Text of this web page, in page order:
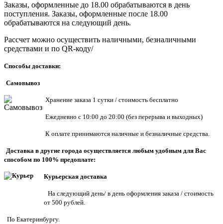
Заказы, оформленные до 18.00 обрабатываются в день
поступления. Заказы, оформленные после 18.00
обрабатываются на следующий день.
Рассчет можно осуществить наличными, безналичными
средствами и по QR-коду/
Способы доставки:
Самовывоз
Хранение заказа 1 сутки / стоимость бесплатно
Ежедневно с 10:00 до 20:00 (без перерыва и выходных)
К оплате принимаются наличные и безналичные средства.
Доставка в другие города осуществляется любым удобным для Вас
способом по 100% предоплате:
Курьерская доставка
На следующий день/ в день оформления заказа / стоимость
от 500 рублей.
По Екатеринбургу.